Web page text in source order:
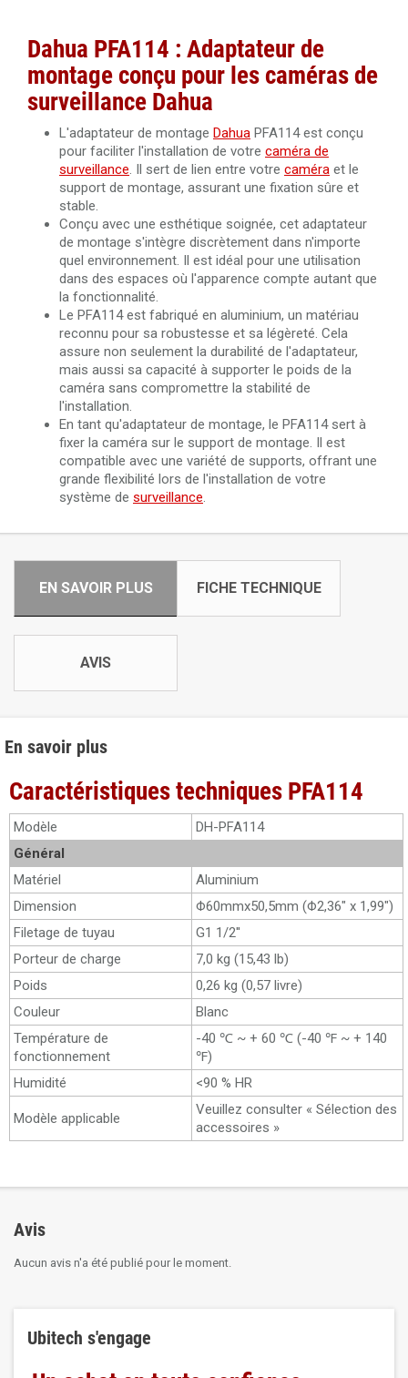
Dahua PFA114 : Adaptateur de
montage conçu pour les caméras de
surveillance Dahua
L'adaptateur de montage Dahua PFA114 est conçu
pour faciliter l'installation de votre caméra de
surveillance. Il sert de lien entre votre caméra et le
support de montage, assurant une fixation sûre et
stable.
Conçu avec une esthétique soignée, cet adaptateur
de montage s'intègre discrètement dans n'importe
quel environnement. Il est idéal pour une utilisation
dans des espaces où l'apparence compte autant que
la fonctionnalité.
Le PFA114 est fabriqué en aluminium, un matériau
reconnu pour sa robustesse et sa légèreté. Cela
assure non seulement la durabilité de l'adaptateur,
mais aussi sa capacité à supporter le poids de la
caméra sans compromettre la stabilité de
l'installation.
En tant qu'adaptateur de montage, le PFA114 sert à
fixer la caméra sur le support de montage. Il est
compatible avec une variété de supports, offrant une
grande flexibilité lors de l'installation de votre
système de surveillance.
EN SAVOIR PLUS FICHE TECHNIQUE
AVIS
En savoir plus
Caractéristiques techniques PFA114
Modèle
DH-PFA114
Général
Matériel
Aluminium
Dimension
Φ60mmx50,5mm (Φ2,36" x 1,99")
Filetage de tuyau
G1 1/2''
Porteur de charge
7,0 kg (15,43 lb)
Poids
0,26 kg (0,57 livre)
Couleur
Blanc
Température de
fonctionnement
-40 ℃ ~ + 60 ℃ (-40 ℉ ~ + 140
℉)
Humidité
<90 % HR
Modèle applicable
Veuillez consulter « Sélection des
accessoires »
Avis
Aucun avis n'a été publié pour le moment.
Ubitech s'engage